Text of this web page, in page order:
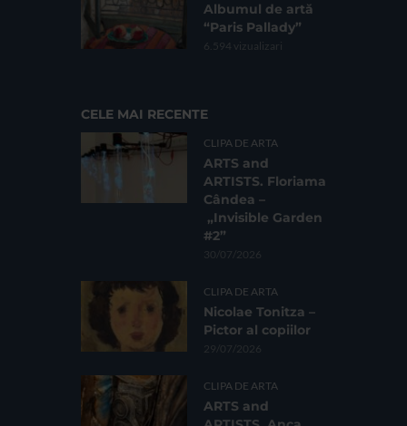
Albumul de artă
“Paris Pallady”
6.594 vizualizari
CELE MAI RECENTE
CLIPA DE ARTA
ARTS and
ARTISTS. Floriama
Cândea –
„Invisible Garden
#2”
30/07/2026
CLIPA DE ARTA
Nicolae Tonitza –
Pictor al copiilor
29/07/2026
CLIPA DE ARTA
ARTS and